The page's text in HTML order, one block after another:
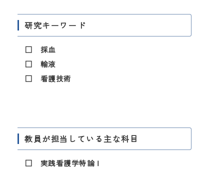
研究キーワード
□ 採血
□ 輸液
□ 看護技術
教員が担当している主な科目
□ 実践看護学特論Ⅰ